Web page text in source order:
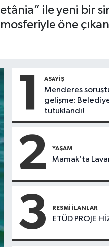
ile yeni bir
öne
1 ASAYIŞ
Menderes
gelişme:
tutuklandı!
2 YAŞAM
Mamak’ta
3 RESMI İLANLAR
ETÜD PROJE